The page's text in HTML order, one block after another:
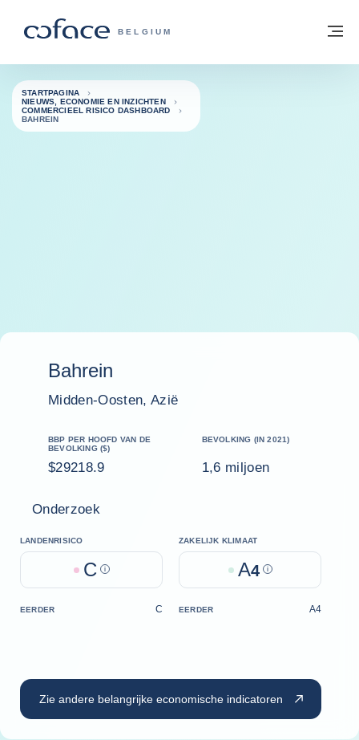
COFACE, FOR TRADE - GROEP
BELGIUM
Terug naar startpagina
STARTPAGINA
NIEUWS, ECONOMIE EN INZICHTEN
COMMERCIEEL RISICO DASHBOARD
BAHREIN
Bahrein
Midden-Oosten, Azië
BBP PER HOOFD VAN DE
BEVOLKING ($)
$29218.9
BEVOLKING (IN 2021)
1,6 miljoen
Onderzoek
LANDENRISICO
C Help
ZAKELIJK KLIMAAT
A4 Help
EERDER C EERDER A4
Zie andere belangrijke economische indicatoren